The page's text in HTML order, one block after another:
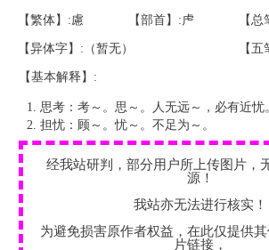
【繁体】:慮 【部首】:虍 【
【异体字】:（暂无） 【
【基本解释】:
思考：考～。思～。人无远～，必有近忧
担忧：顾～。忧～。不足为～。
经我站研判，部分用户所上传图片，
源！
我站亦无法进行核实！
为避免损害原作者权益，在此仅提供
片链接，